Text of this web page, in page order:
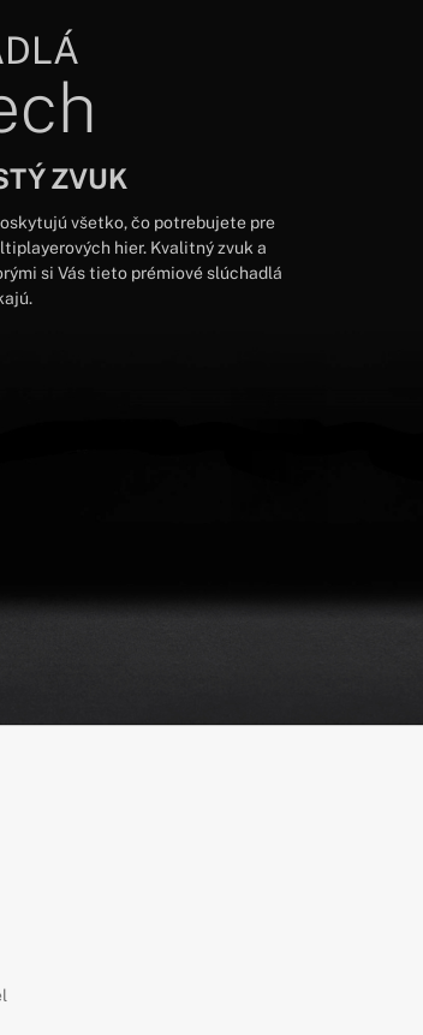
ZVUK
všetko, čo potrebujete pre
hier. Kvalitný zvuk a
si Vás tieto prémiové slúchadlá